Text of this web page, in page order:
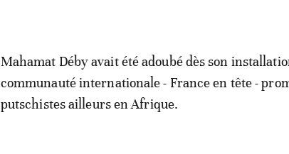
Mahamat Déby avait été adoubé dès son
communauté internationale - France en tête -
putschistes ailleurs en Afrique.